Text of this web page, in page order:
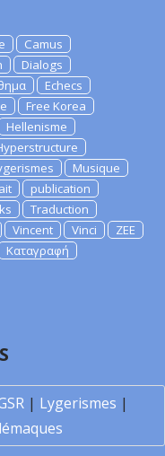
Camus
Dialogs
Echecs
Free Korea
Hellenisme
Musique
publication
Traduction
Vincent Vinci
ZEE
Καταγραφή
| Lygerismes |